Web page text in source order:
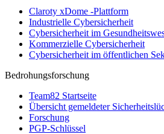
Claroty xDome -Plattform
Industrielle Cybersicherheit
Cybersicherheit im
Kommerzielle Cybersicherheit
Cybersicherheit im öffentlichen
Bedrohungsforschung
Team82 Startseite
Übersicht gemeldeter
Forschung
PGP-Schlüssel